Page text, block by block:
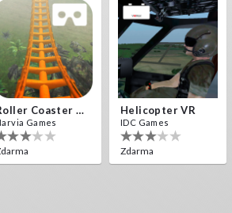
Roller Coaster VR
Games
Helicopter VR
IDC Games
Zdarma